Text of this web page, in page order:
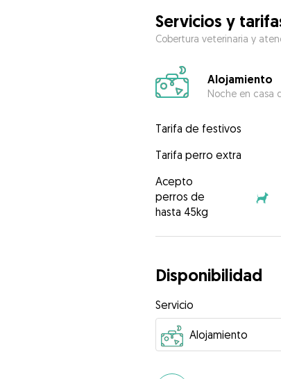
Servicios y
Cobertura veterinaria y
Alojamiento
Noche en casa
Tarifa de festivos
Tarifa perro extra
Acepto
perros de
hasta 45kg
Disponibilidad
Servicio